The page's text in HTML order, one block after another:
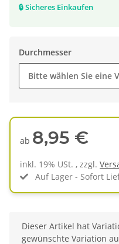
🔒Sicheres Einkaufen
Durchmesser
Bitte wählen Sie eine
ab 8,95 €
inkl. 19% USt. , zzgl.
Auf Lager - Sofort
x
Dieser Artikel hat
gewünschte Variation